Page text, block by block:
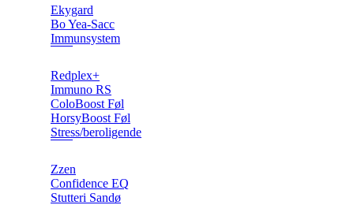
Ekygard
Bo Yea-Sacc
Immunsystem
Redplex+
Immuno RS
ColoBoost Føl
HorsyBoost Føl
Stress/beroligende
Zzen
Confidence EQ
Stutteri Sandø